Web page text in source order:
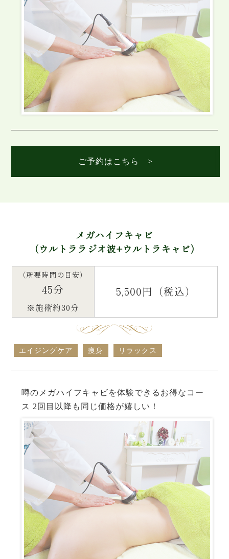
ご予約はこちら >
メガハイフキャビ
（ウルトララジオ波+ウルトラキャビ）
（所要時間の目安）
45分
※施術約30分
5,500円（税込）
エイジングケア 痩身 リラックス
噂のメガハイフキャビを体験できるお得なコー
ス 2回目以降も同じ価格が嬉しい！